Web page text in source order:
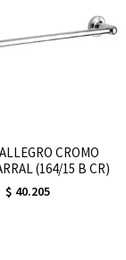
CROMO
(164/15 B CR)
$ 40.205